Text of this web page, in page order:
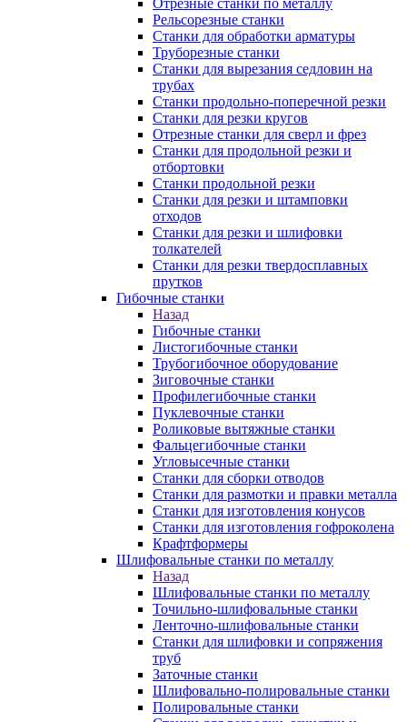
Отрезные станки по металлу
Рельсорезные станки
Станки для обработки арматуры
Труборезные станки
Станки для вырезания седловин на
трубаx
Станки продольно-поперечной резки
Станки для резки кругов
Отрезные станки для сверл и фрез
Станки для продольной резки и
отбортовки
Станки продольной резки
Станки для резки и штамповки
отходов
Станки для резки и шлифовки
толкателей
Станки для резки твердосплавных
прутков
Гибочные станки
Назад
Гибочные станки
Листогибочные станки
Трубогибочное оборудование
Зиговочные станки
Профилегибочные станки
Пуклевочные станки
Роликовые вытяжные станки
Фальцегибочные станки
Угловысечные станки
Станки для сборки отводов
Станки для размотки и правки металла
Станки для изготовления конусов
Станки для изготовления гофроколена
Крафтформеры
Шлифовальные станки по металлу
Назад
Шлифовальные станки по металлу
Точильно-шлифовальные станки
Ленточно-шлифовальные станки
Станки для шлифовки и сопряжения
труб
Заточные станки
Шлифовально-полировальные станки
Полировальные станки